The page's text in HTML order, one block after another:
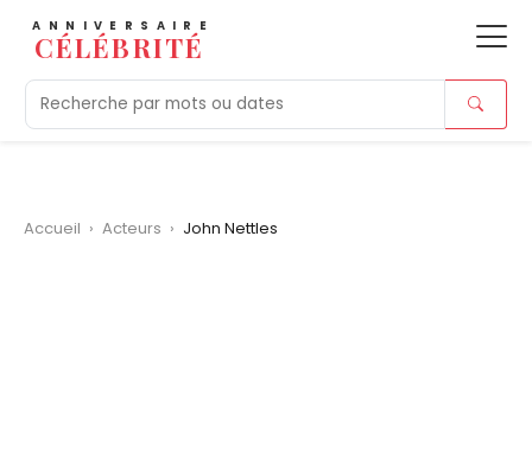
ANNIVERSAIRE
CÉLÉBRITÉ
Aujourd'hui Tendances Morts
Accueil › Acteurs › John Nettles